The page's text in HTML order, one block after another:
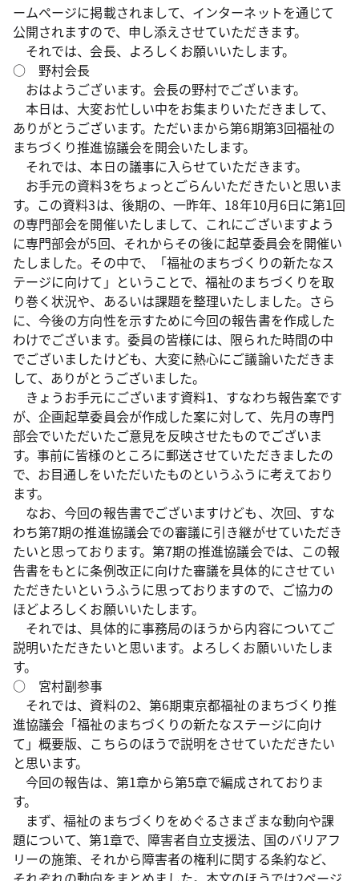
ームページに掲載されまして、インターネットを通じて
公開されますので、申し添えさせていただきます。
それでは、会長、よろしくお願いいたします。
○ 野村会長
おはようございます。会長の野村でございます。
本日は、大変お忙しい中をお集まりいただきまして、
ありがとうございます。ただいまから第6期第3回福祉の
まちづくり推進協議会を開会いたします。
それでは、本日の議事に入らせていただきます。
お手元の資料3をちょっとごらんいただきたいと思いま
す。この資料3は、後期の、一昨年、18年10月6日に第1回
の専門部会を開催いたしまして、これにございますよう
に専門部会が5回、それからその後に起草委員会を開催い
たしました。その中で、「福祉のまちづくりの新たなス
テージに向けて」ということで、福祉のまちづくりを取
り巻く状況や、あるいは課題を整理いたしました。さら
に、今後の方向性を示すために今回の報告書を作成した
わけでございます。委員の皆様には、限られた時間の中
でございましたけども、大変に熱心にご議論いただきま
して、ありがとうございました。
きょうお手元にございます資料1、すなわち報告案です
が、企画起草委員会が作成した案に対して、先月の専門
部会でいただいたご意見を反映させたものでございま
す。事前に皆様のところに郵送させていただきましたの
で、お目通しをいただいたものというふうに考えており
ます。
なお、今回の報告書でございますけども、次回、すな
わち第7期の推進協議会での審議に引き継がせていただき
たいと思っております。第7期の推進協議会では、この報
告書をもとに条例改正に向けた審議を具体的にさせてい
ただきたいというふうに思っておりますので、ご協力の
ほどよろしくお願いいたします。
それでは、具体的に事務局のほうから内容についてご
説明いただきたいと思います。よろしくお願いいたしま
す。
○ 宮村副参事
それでは、資料の2、第6期東京都福祉のまちづくり推
進協議会「福祉のまちづくりの新たなステージに向け
て」概要版、こちらのほうで説明をさせていただきたい
と思います。
今回の報告は、第1章から第5章で編成されておりま
す。
まず、福祉のまちづくりをめぐるさまざまな動向や課
題について、第1章で、障害者自立支援法、国のバリアフ
リーの施策、それから障害者の権利に関する条約など、